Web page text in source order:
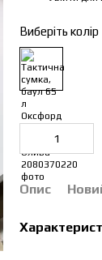
Виберіть колір
Опис